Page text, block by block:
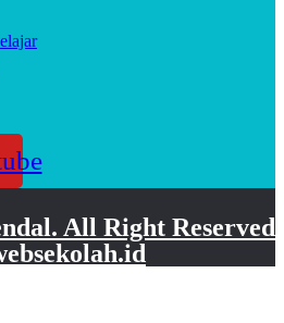
All Right Reserved